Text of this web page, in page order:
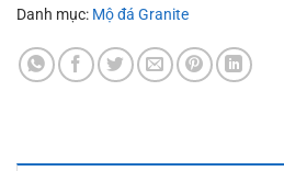
Danh mục: Mộ đá Granite